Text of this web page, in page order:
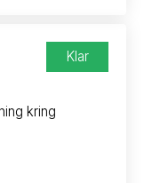
Klar
kring